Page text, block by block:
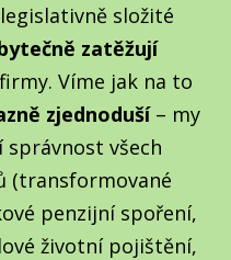
složité
zatěžují
Víme jak na to
zjednoduší– my
všech
(transformované
penzijní spoření,
životní pojištění,